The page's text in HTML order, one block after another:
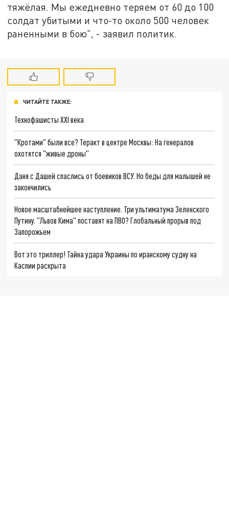
тяжёлая. Мы ежедневно теряем от 60 до 100
солдат убитыми и что-то около 500 человек
раненными в бою", - заявил политик.
ЧИТАЙТЕ ТАКЖЕ:
Технофашисты XXI века
"Кротами" были все? Теракт в центре Москвы: На генералов
охотятся "живые дроны"
Даня с Дашей спаслись от боевиков ВСУ. Но беды для малышей не
закончились
Новое масштабнейшее наступление. Три ультиматума Зеленского
Путину. "Львов Кима" поставят на ПВО? Глобальный прорыв под
Запорожьем
Вот это триллер! Тайна удара Украины по иранскому судну на
Каспии раскрыта